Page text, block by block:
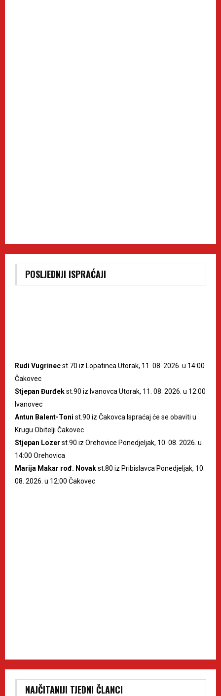
POSLJEDNJI ISPRAĆAJI
Rudi Vugrinecst.70 iz Lopatinca Utorak, 11. 08. 2026. u 14:00
Čakovec
Stjepan Đurđekst.90 iz Ivanovca Utorak, 11. 08. 2026. u 12:00
Ivanovec
Antun Balent-Toni st.90 iz Čakovca Ispraćaj će se obaviti u
Krugu Obitelji Čakovec
Stjepan Lozer st.90 iz Orehovice Ponedjeljak, 10. 08. 2026. u
14:00 Orehovica
Marija Makar rođ. Novakst.80 iz Pribislavca Ponedjeljak, 10.
08. 2026. u 12:00 Čakovec
NAJČITANIJI TJEDNI ČLANCI